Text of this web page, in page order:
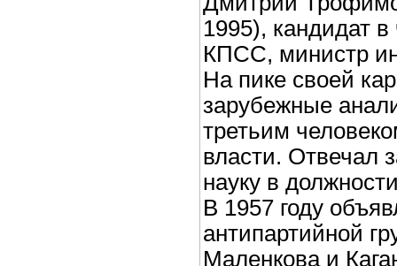
1995), кандидат
КПСС, министр
На пике своей
зарубежные
третьим
власти. Отвечал
науку в
В 1957 году
антипартийной
Маленкова и